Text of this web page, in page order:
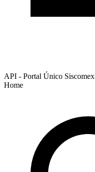
API - Portal Único Siscomex
Home